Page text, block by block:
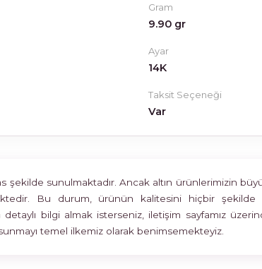
Gram
9.90 gr
Ayar
14K
Taksit Seçeneği
Var
sunulmaktadır. Ancak altın ürünlerimizin
Bu durum, ürünün kalitesini hiçbir
detaylı bilgi almak isterseniz, iletişim sayfamız
temel ilkemiz olarak benimsemekteyiz.